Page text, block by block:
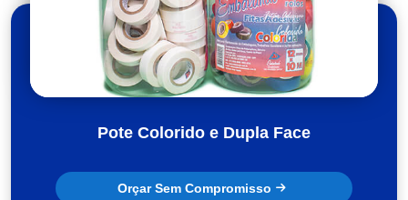
Pote Colorido e Dupla Face
Orçar Sem Compromisso